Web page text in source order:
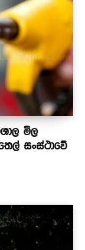
මිල
සංස්ථාවේ